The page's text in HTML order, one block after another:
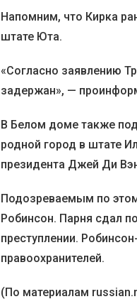
Напомним, что Кирка
штате Юта.
«Согласно заявлению
задержан», —
В Белом доме также
родной город в штате
президента Джей Ди
Подозреваемым по
Робинсон. Парня сдал
преступлении.
правоохранителей.
(По материалам